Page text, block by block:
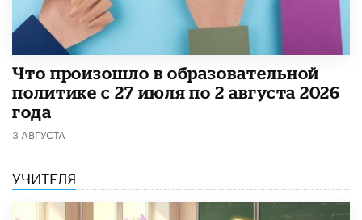
​Что произошло в образовательной
политике с 27 июля по 2 августа 2026
года
3 АВГУСТА
УЧИТЕЛЯ